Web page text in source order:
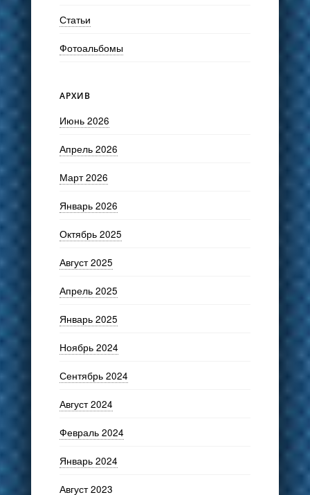
Статьи
Фотоальбомы
АРХИВ
Июнь 2026
Апрель 2026
Март 2026
Январь 2026
Октябрь 2025
Август 2025
Апрель 2025
Январь 2025
Ноябрь 2024
Сентябрь 2024
Август 2024
Февраль 2024
Январь 2024
Август 2023